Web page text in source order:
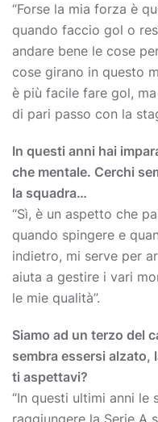
“Forse la mia forza è
quando faccio gol o
andare bene le cose
cose girano in questo
è più facile fare gol,
di pari passo con la
In questi anni hai
che mentale. Cerchi
la squadra…
“Sì, è un aspetto che
quando spingere e
indietro, mi serve per
aiuta a gestire i vari
le mie qualità”.
Siamo ad un terzo del
sembra essersi alzato,
ti aspettavi?
“In questi ultimi anni le